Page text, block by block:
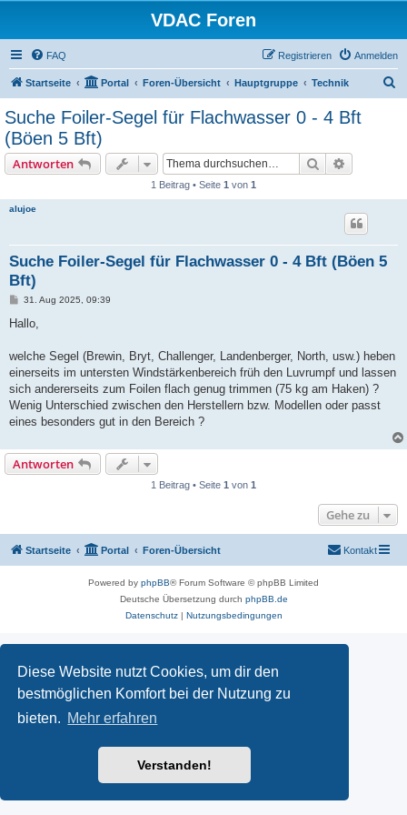
Diese Website nutzt Cookies, um dir den
bestmöglichen Komfort bei der Nutzung zu
bieten. Mehr erfahren
Verstanden!
VDAC Foren
FAQ Anmelden
Registrieren
Startseite Portal Foren-Übersicht Hauptgruppe Technik
Suche Foiler-Segel für Flachwasser 0 - 4 Bft
(Böen 5 Bft)
Antworten Suche
1 Beitrag • Seite 1 von 1
alujoe
Suche Foiler-Segel für Flachwasser 0 - 4 Bft (Böen 5
Bft)
B
i
a
31. Aug 2025, 09:39
Hallo,
welche Segel (Brewin, Bryt, Challenger, Landenberger, North, usw.) heben
einerseits im untersten Windstärkenbereich früh den Luvrumpf und lassen
sich andererseits zum Foilen flach genug trimmen (75 kg am Haken) ?
Wenig Unterschied zwischen den Herstellern bzw. Modellen oder passt
eines besonders gut in den Bereich ?
Antworten
1 Beitrag • Seite 1 von 1
Gehe zu
Startseite Portal Foren-Übersicht Kontakt
Powered by phpBB® Forum Software © phpBB Limited
Deutsche Übersetzung durch phpBB.de
Datenschutz| Nutzungsbedingungen